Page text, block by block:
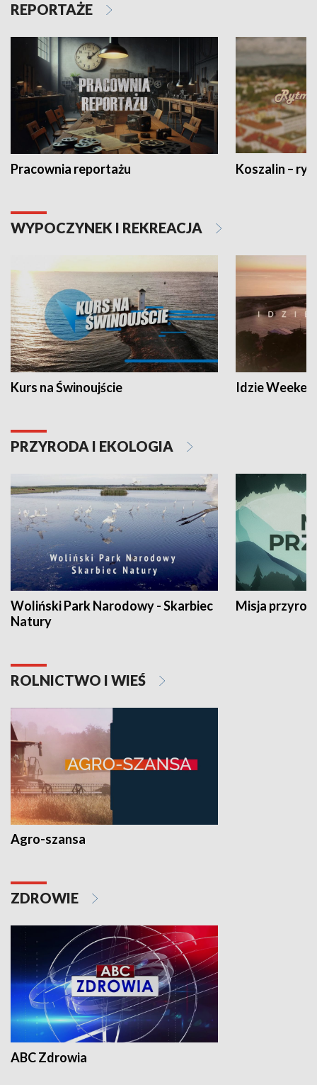
REPORTAŻE
Pracownia reportażu Koszalin –
WYPOCZYNEK I REKREACJA
Kurs na Świnoujście Idzie
PRZYRODA I EKOLOGIA
Woliński Park Narodowy - Skarbiec
Natury
Misja
ROLNICTWO I WIEŚ
Agro-szansa
ZDROWIE
ABC Zdrowia